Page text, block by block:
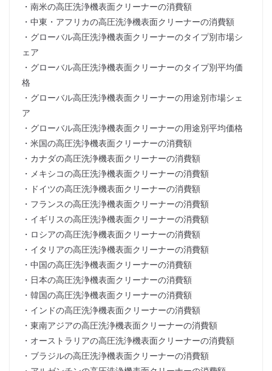
・南米の高圧洗浄機表面クリーナーの消費額
・中東・アフリカの高圧洗浄機表面クリーナーの消費額
・グローバル高圧洗浄機表面クリーナーのタイプ別市場シ
ェア
・グローバル高圧洗浄機表面クリーナーのタイプ別平均価
格
・グローバル高圧洗浄機表面クリーナーの用途別市場シェ
ア
・グローバル高圧洗浄機表面クリーナーの用途別平均価格
・米国の高圧洗浄機表面クリーナーの消費額
・カナダの高圧洗浄機表面クリーナーの消費額
・メキシコの高圧洗浄機表面クリーナーの消費額
・ドイツの高圧洗浄機表面クリーナーの消費額
・フランスの高圧洗浄機表面クリーナーの消費額
・イギリスの高圧洗浄機表面クリーナーの消費額
・ロシアの高圧洗浄機表面クリーナーの消費額
・イタリアの高圧洗浄機表面クリーナーの消費額
・中国の高圧洗浄機表面クリーナーの消費額
・日本の高圧洗浄機表面クリーナーの消費額
・韓国の高圧洗浄機表面クリーナーの消費額
・インドの高圧洗浄機表面クリーナーの消費額
・東南アジアの高圧洗浄機表面クリーナーの消費額
・オーストラリアの高圧洗浄機表面クリーナーの消費額
・ブラジルの高圧洗浄機表面クリーナーの消費額